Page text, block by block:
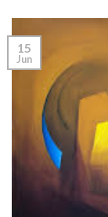
15
Jun